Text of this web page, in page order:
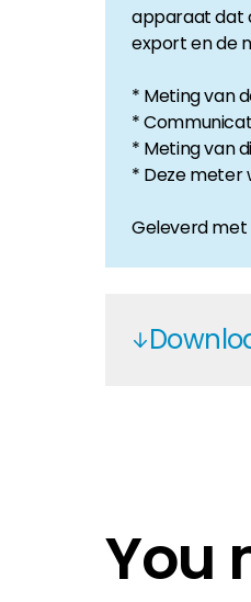
Huiseigenaar
Als u op zoek bent
apparaat dat
export en de
* Meting van
*
* Meting van
* Deze meter
Geleverd met
Solis
You